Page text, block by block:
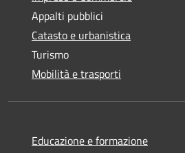
Appalti pubblici
Catasto e urbanistica
Turismo
Mobilità e trasporti
Educazione e formazione